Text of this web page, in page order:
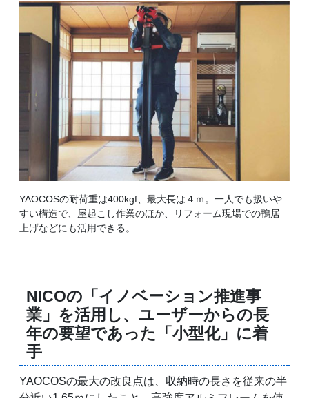
YAOCOSの耐荷重は400kgf、最大長は４ｍ。一人でも扱いや
すい構造で、屋起こし作業のほか、リフォーム現場での鴨居
上げなどにも活用できる。
NICOの「イノベーション推進事
業」を活用し、ユーザーからの長
年の要望であった「小型化」に着
手
YAOCOSの最大の改良点は、収納時の長さを従来の半